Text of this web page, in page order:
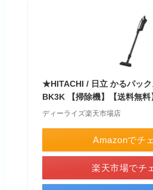
★HITACHI / 日立 かるパック
BK3K 【掃除機】【送料無料
ディーライズ楽天市場店
Amazonでチ
楽天市場でチ